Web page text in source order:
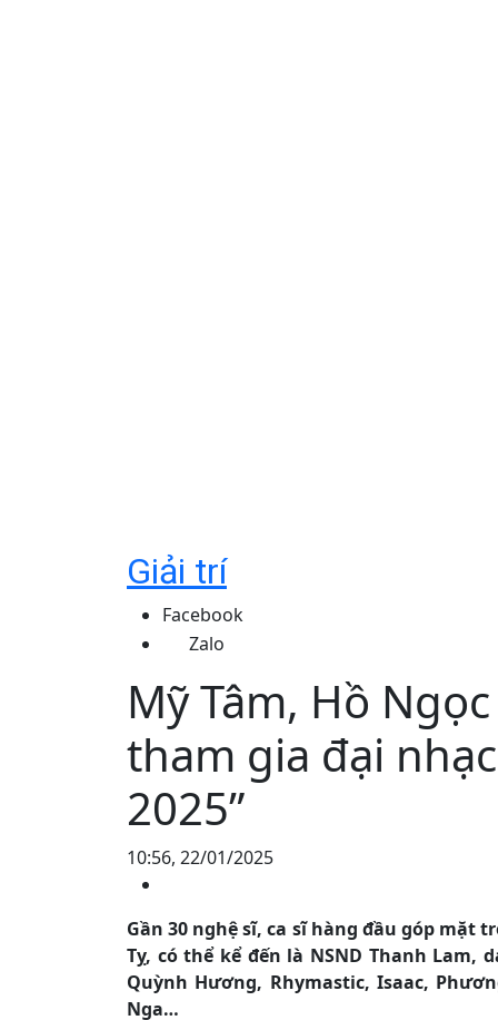
Giải trí
Facebook
Zalo
Mỹ Tâm, Hồ
tham gia đại
2025”
10:56, 22/01/2025
Gần 30 nghệ sĩ, ca sĩ hàng đầu góp mặt
Tỵ, có thể kể đến là NSND Thanh Lam,
Quỳnh Hương, Rhymastic, Isaac,
Nga…